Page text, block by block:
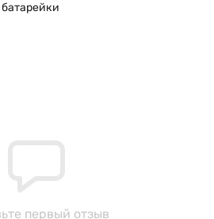
батарейки
первый отзыв